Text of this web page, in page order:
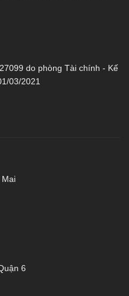
do phòng Tài chính - Kế
03/2021
Mai
6